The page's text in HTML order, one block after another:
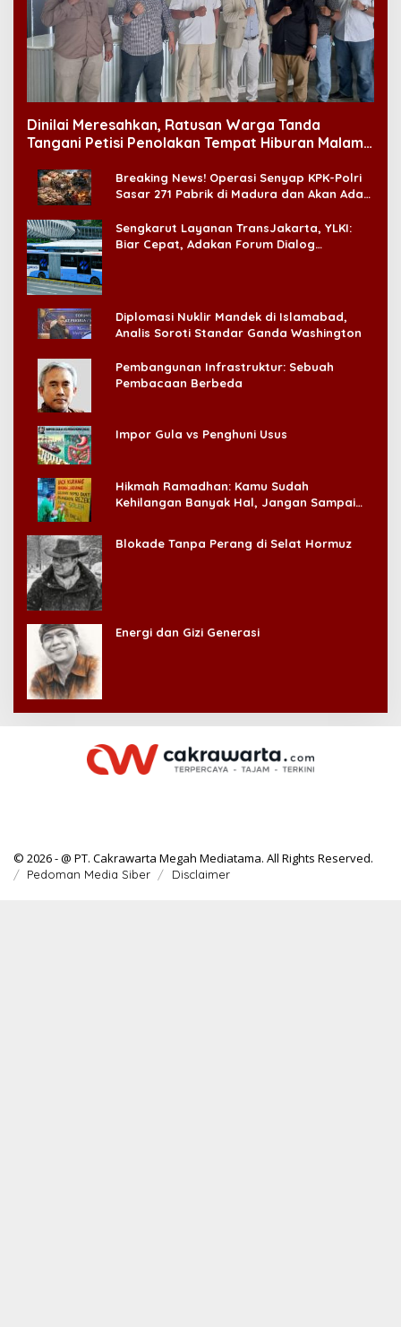
Dinilai Meresahkan, Ratusan Warga Tanda
Tangani Petisi Penolakan Tempat Hiburan Malam
Breaking News! Operasi Senyap KPK-Polri
Sasar 271 Pabrik di Madura dan Akan Ada
Sengkarut Layanan TransJakarta, YLKI:
Biar Cepat, Adakan Forum Dialog
Diplomasi Nuklir Mandek di Islamabad,
Analis Soroti Standar Ganda Washington
Pembangunan Infrastruktur: Sebuah
Pembacaan Berbeda
Impor Gula vs Penghuni Usus
Hikmah Ramadhan: Kamu Sudah
Kehilangan Banyak Hal, Jangan Sampai
Blokade Tanpa Perang di Selat Hormuz
Energi dan Gizi Generasi
© 2026 - @ PT. Cakrawarta Megah Mediatama. All Rights Reserved.
Pedoman Media Siber Disclaimer